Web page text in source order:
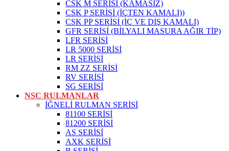
CSK M SERİSİ (KAMASIZ)
CSK P SERİSİ (İÇTEN KAMALI))
CSK PP SERİSİ (İÇ VE DIŞ KAMALI)
GFR SERİSİ (BİLYALI MASURA AĞIR TİP)
LFR SERİSİ
LR 5000 SERİSİ
LR SERİSİ
RM ZZ SERİSİ
RV SERİSİ
SG SERİSİ
NSC RULMANLAR
İĞNELİ RULMAN SERİSİ
81100 SERİSİ
81200 SERİSİ
AS SERİSİ
AXK SERİSİ